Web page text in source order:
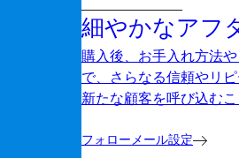
細やかなアフ
購入後、お手入れ方法
で、さらなる信頼やリ
新たな顧客を呼び込むこ
フォローメール設定